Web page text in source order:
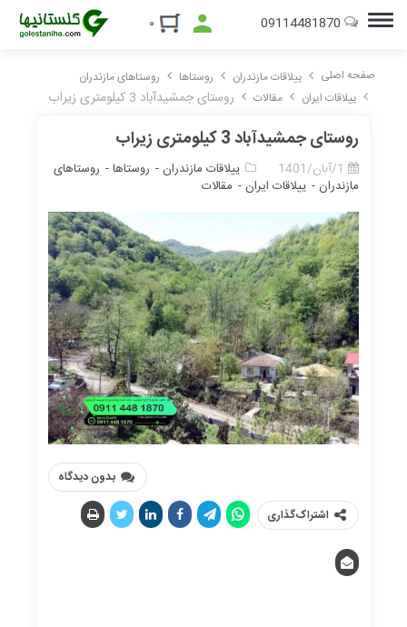
09114481870 ۰
صفحه اصلی ییلاقات مازندران روستاها
روستاهای مازندران
ییلاقات ایران
مقالات روستای جمشیدآباد 3 کیلومتری زیراب
روستای جمشیدآباد 3 کیلومتری زیراب
ییلاقات مازندران - روستاها - روستاهای
مازندران - ییلاقات ایران - مقالات
بدون دیدگاه
اشتراک‌گذاری